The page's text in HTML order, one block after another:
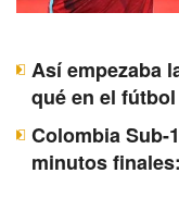
Así empezaba
qué en el
Colombia Sub-
minutos